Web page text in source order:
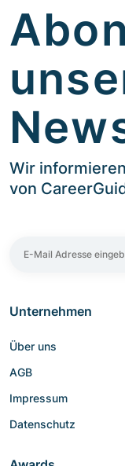
Wir
von
Unternehmen
Über uns
AGB
Impressum
Datenschutz